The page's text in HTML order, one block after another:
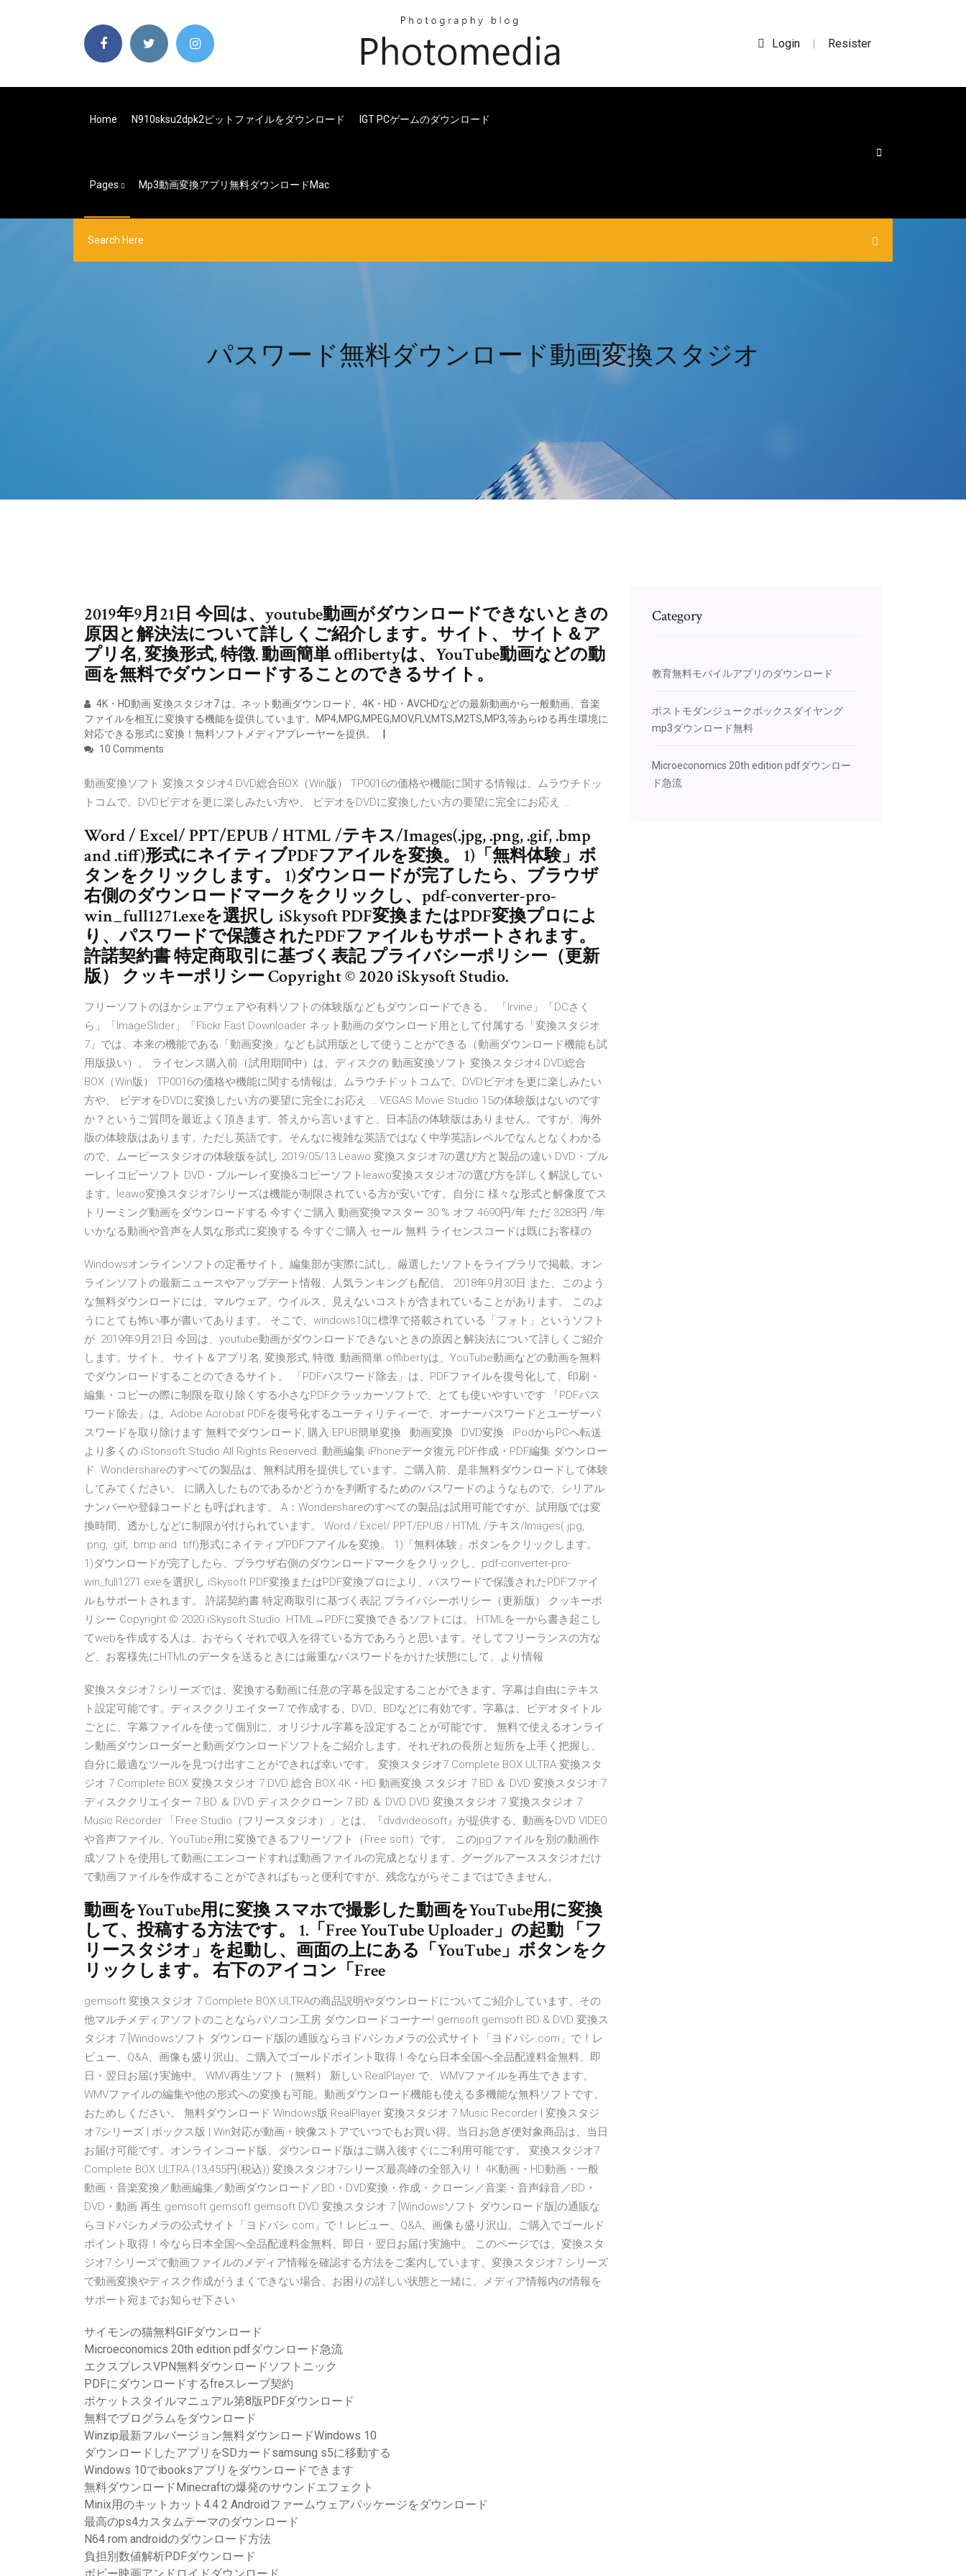
Login | Resister
Home N910sksu2dpk2ピットファイルをダウンロード IGT PCゲームのダウンロード
Pages Mp3動画変換アプリ無料ダウンロードmac
パスワード無料ダウンロード動画変換スタジオ
2019年9月21日 今回は、youtube動画がダウンロードできないときの
原因と解決法について詳しくご紹介します。サイト、 サイト＆ア
プリ名, 変換形式, 特徴. 動画簡単 offlibertyは、YouTube動画などの動
画を無料でダウンロードすることのできるサイト。
4K・HD動画 変換スタジオ7 は、ネット動画ダウンロード、4K・HD・AVCHDなどの最新動画から一般動画、音楽
ファイルを相互に変換する機能を提供しています。MP4,MPG,MPEG,MOV,FLV,MTS,M2TS,MP3,等あらゆる再生環境に
対応できる形式に変換！無料ソフトメディアプレーヤーを提供。
10 Comments
動画変換ソフト 変換スタジオ4 DVD総合BOX（Win版） TP0016の価格や機能に関する情報は、ムラウチドッ
トコムで。DVDビデオを更に楽しみたい方や、 ビデオをDVDに変換したい方の要望に完全にお応え …
Word / Excel/ PPT/EPUB / HTML /テキス/Images(.jpg, .png, .gif, .bmp
and .tiff)形式にネイティブPDFフアイルを変換。 1)「無料体験」ボ
タンをクリックします。 1)ダウンロードが完了したら、ブラウザ
右側のダウンロードマークをクリックし、pdf-converter-pro-
win_full1271.exeを選択し iSkysoft PDF変換またはPDF変換プロによ
り、パスワードで保護されたPDFファイルもサポートされます。
許諾契約書 特定商取引に基づく表記 プライバシーポリシー（更新
版） クッキーポリシー Copyright © 2020 iSkysoft Studio.
フリーソフトのほかシェアウェアや有料ソフトの体験版などもダウンロードできる。 「Irvine」「DCさく
ら」「ImageSlider」「Flickr Fast Downloader ネット動画のダウンロード用として付属する「変換スタジオ
7」では、本来の機能である「動画変換」なども試用版として使うことができる（動画ダウンロード機能も試
用版扱い）。 ライセンス購入前（試用期間中）は、ディスクの 動画変換ソフト 変換スタジオ4 DVD総合
BOX（Win版） TP0016の価格や機能に関する情報は、ムラウチドットコムで。DVDビデオを更に楽しみたい
方や、 ビデオをDVDに変換したい方の要望に完全にお応え … VEGAS Movie Studio 15の体験版はないのです
か？というご質問を最近よく頂きます。答えから言いますと、日本語の体験版はありません。ですが、海外
版の体験版はあります。ただし英語です。そんなに複雑な英語ではなく中学英語レベルでなんとなくわかる
ので、ムービースタジオの体験版を試し 2019/05/13 Leawo 変換スタジオ7の選び方と製品の違い DVD・ブル
ーレイコピーソフト DVD・ブルーレイ変換&コピーソフトleawo変換スタジオ7の選び方を詳しく解説してい
ます。leawo変換スタジオ7シリーズは機能が制限されている方が安いです。自分に 様々な形式と解像度でス
トリーミング動画をダウンロードする 今すぐご購入 動画変換マスター 30 % オフ 4690円/年 ただ 3283円 /年
いかなる動画や音声を人気な形式に変換する 今すぐご購入 セール 無料 ライセンスコードは既にお客様の
Windowsオンラインソフトの定番サイト。編集部が実際に試し、厳選したソフトをライブラリで掲載。オン
ラインソフトの最新ニュースやアップデート情報、人気ランキングも配信。 2018年9月30日 また、このよう
な無料ダウンロードには、マルウェア、ウイルス、見えないコストが含まれていることがあります。 このよ
うにとても怖い事が書いてあります。 そこで、windows10に標準で搭載されている「フォト」というソフト
が 2019年9月21日 今回は、youtube動画がダウンロードできないときの原因と解決法について詳しくご紹介
します。サイト、 サイト＆アプリ名, 変換形式, 特徴. 動画簡単 offlibertyは、YouTube動画などの動画を無料
でダウンロードすることのできるサイト。 「PDFパスワード除去」は、PDFファイルを復号化して、印刷・
編集・コピーの際に制限を取り除くする小さなPDFクラッカーソフトで、とても使いやすいです 「PDFパス
ワード除去」は、Adobe Acrobat PDFを復号化するユーティリティーで、オーナーパスワードとユーザーパ
スワードを取り除けます 無料でダウンロード, 購入 EPUB簡単変換 · 動画変換 · DVD変換 · iPodからPCへ転送 ·
より多くの iStonsoft Studio All Rights Reserved. 動画編集 iPhoneデータ復元 PDF作成・PDF編集 ダウンロー
ド. Wondershareのすべての製品は、無料試用を提供しています。ご購入前、是非無料ダウンロードして体験
してみてください。 に購入したものであるかどうかを判断するためのパスワードのようなもので、シリアル
ナンバーや登録コードとも呼ばれます。 A：Wondershareのすべての製品は試用可能ですが、試用版では変
換時間、透かしなどに制限が付けられています。 Word / Excel/ PPT/EPUB / HTML /テキス/Images(.jpg,
.png, .gif, .bmp and .tiff)形式にネイティブPDFフアイルを変換。 1)「無料体験」ボタンをクリックします。
1)ダウンロードが完了したら、ブラウザ右側のダウンロードマークをクリックし、pdf-converter-pro-
win_full1271.exeを選択し iSkysoft PDF変換またはPDF変換プロにより、パスワードで保護されたPDFファイ
ルもサポートされます。 許諾契約書 特定商取引に基づく表記 プライバシーポリシー（更新版） クッキーポ
リシー Copyright © 2020 iSkysoft Studio. HTML→PDFに変換できるソフトには。 HTMLを一から書き起こし
てwebを作成する人は、おそらくそれで収入を得ている方であろうと思います。そしてフリーランスの方な
ど、お客様先にHTMLのデータを送るときには厳重なパスワードをかけた状態にして、より情報
変換スタジオ7 シリーズでは、変換する動画に任意の字幕を設定することができます。字幕は自由にテキス
ト設定可能です。ディスククリエイター7 で作成する、DVD、BDなどに有効です。字幕は、ビデオタイトル
ごとに、字幕ファイルを使って個別に、オリジナル字幕を設定することが可能です。 無料で使えるオンライ
ン動画ダウンローダーと動画ダウンロードソフトをご紹介します。それぞれの長所と短所を上手く把握し、
自分に最適なツールを見つけ出すことができれば幸いです。 変換スタジオ7 Complete BOX ULTRA 変換スタ
ジオ 7 Complete BOX 変換スタジオ 7 DVD 総合 BOX 4K・HD 動画変換 スタジオ 7 BD ＆ DVD 変換スタジオ 7
ディスククリエイター 7 BD ＆ DVD ディスククローン 7 BD ＆ DVD DVD 変換スタジオ 7 変換スタジオ 7
Music Recorder 「Free Studio（フリースタジオ）」とは、『dvdvideosoft』が提供する、動画をDVD VIDEO
や音声ファイル、YouTube用に変換できるフリーソフト（Free soft）です。 このjpgファイルを別の動画作
成ソフトを使用して動画にエンコードすれば動画ファイルの完成となります。グーグルアーススタジオだけ
で動画ファイルを作成することができればもっと便利ですが、残念ながらそこまではできません。
動画をYouTube用に変換 スマホで撮影した動画をYouTube用に変換
して、投稿する方法です。 1.「Free YouTube Uploader」の起動 「フ
リースタジオ」を起動し、画面の上にある「YouTube」ボタンをク
リックします。 右下のアイコン「Free
gemsoft 変換スタジオ 7 Complete BOX ULTRAの商品説明やダウンロードについてご紹介しています。その
他マルチメディアソフトのことならパソコン工房 ダウンロードコーナー! gemsoft gemsoft BD & DVD 変換ス
タジオ 7 [Windowsソフト ダウンロード版]の通販ならヨドバシカメラの公式サイト「ヨドバシ.com」で！レ
ビュー、Q&A、画像も盛り沢山。ご購入でゴールドポイント取得！今なら日本全国へ全品配達料金無料、即
日・翌日お届け実施中。 WMV再生ソフト（無料） 新しい RealPlayer で、WMVファイルを再生できます。
WMVファイルの編集や他の形式への変換も可能。動画ダウンロード機能も使える多機能な無料ソフトです。
おためしください。 無料ダウンロード Windows版 RealPlayer 変換スタジオ 7 Music Recorder | 変換スタジ
オ7シリーズ | ボックス版 | Win対応が動画・映像ストアでいつでもお買い得。当日お急ぎ便対象商品は、当日
お届け可能です。オンラインコード版、ダウンロード版はご購入後すぐにご利用可能です。 変換スタジオ7
Complete BOX ULTRA (13,455円(税込)) 変換スタジオ7シリーズ最高峰の全部入り！ 4K動画・HD動画・一般
動画・音楽変換／動画編集／動画ダウンロード／BD・DVD変換・作成・クローン／音楽・音声録音／BD・
DVD・動画 再生 gemsoft gemsoft gemsoft DVD 変換スタジオ 7 [Windowsソフト ダウンロード版]の通販な
らヨドバシカメラの公式サイト「ヨドバシ.com」で！レビュー、Q&A、画像も盛り沢山。ご購入でゴールド
ポイント取得！今なら日本全国へ全品配達料金無料、即日・翌日お届け実施中。 このページでは、変換スタ
ジオ7 シリーズで動画ファイルのメディア情報を確認する方法をご案内しています。変換スタジオ7 シリーズ
で動画変換やディスク作成がうまくできない場合、お困りの詳しい状態と一緒に、メディア情報内の情報を
サポート宛までお知らせ下さい
サイモンの猫無料GIFダウンロード
Microeconomics 20th edition pdfダウンロード急流
エクスプレスVPN無料ダウンロードソフトニック
PDFにダウンロードするfreスレーブ契約
ポケットスタイルマニュアル第8版PDFダウンロード
無料でプログラムをダウンロード
Winzip最新フルバージョン無料ダウンロードWindows 10
ダウンロードしたアプリをSDカードsamsung s5に移動する
Windows 10でibooksアプリをダウンロードできます
無料ダウンロードMinecraftの爆発のサウンドエフェクト
Minix用のキットカット4.4 2 Androidファームウェアパッケージをダウンロード
最高のps4カスタムテーマのダウンロード
N64 rom androidのダウンロード方法
負担別数値解析PDFダウンロード
Category
教育無料モバイルアプリのダウンロード
ポストモダンジュークボックスダイヤング
mp3ダウンロード無料
Microeconomics 20th edition pdfダウンロー
ド急流